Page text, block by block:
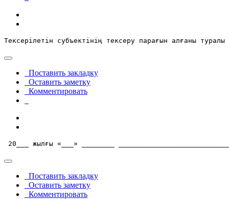
Тексерілетін субъектiнiң тексеру парағын алғаны
Поставить закладку
Оставить заметку
Комментировать
20___ жылғы «___» ________
Поставить закладку
Оставить заметку
Комментировать